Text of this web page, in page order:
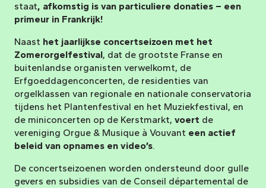
staat, afkomstig is van particuliere donaties – een
primeur in Frankrijk!
Naast het jaarlijkse concertseizoen met het
Zomerorgelfestival, dat de grootste Franse en
buitenlandse organisten verwelkomt, de
Erfgoeddagenconcerten, de residenties van
orgelklassen van regionale en nationale conservatoria
tijdens het Plantenfestival en het Muziekfestival, en
de miniconcerten op de Kerstmarkt, voert de
vereniging Orgue & Musique à Vouvant een actief
beleid van opnames en video’s.
De concertseizoenen worden ondersteund door gulle
gevers en subsidies van de Conseil départemental de